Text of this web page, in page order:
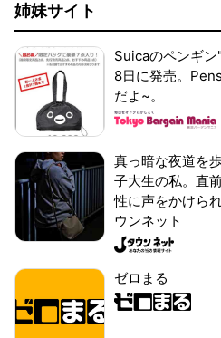
姉妹サイト
Suicaのペンギ
8日に発売。
だよ~。
真っ暗な夜道を
子大生の私。直
性に声をかけら
ウンネット
ゼロまる